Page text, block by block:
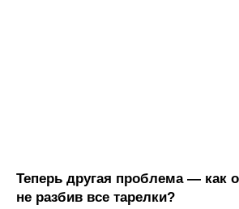
Теперь другая проблема — как
не разбив все тарелки?